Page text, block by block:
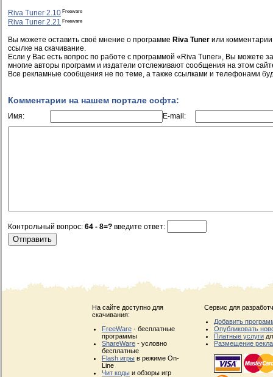
Riva Tuner 2.10 Freeware
Riva Tuner 2.21 Freeware
Вы можете оставить своё мнение о программе Riva Tuner или
ссылке на скачивание.
Если у Вас есть вопрос по работе с программой «Riva Tuner», Вы можете
многие авторы программ и издатели отслеживают сообщения на этом
Все рекламные сообщения не по теме, а также ссылками и телефонами
Комментарии на нашем портале софта:
Имя: E-mail:
Контрольный вопрос: 64 - 8=? введите ответ:
На сайте доступно для
скачивания:
FreeWare - бесплатные
программы
ShareWare - условно
бесплатные
Flash игры в режиме On-
Line
Чит коды и обзоры игр
Сервис для
Добавить
Опубликовать
Платные услуги
Размещение